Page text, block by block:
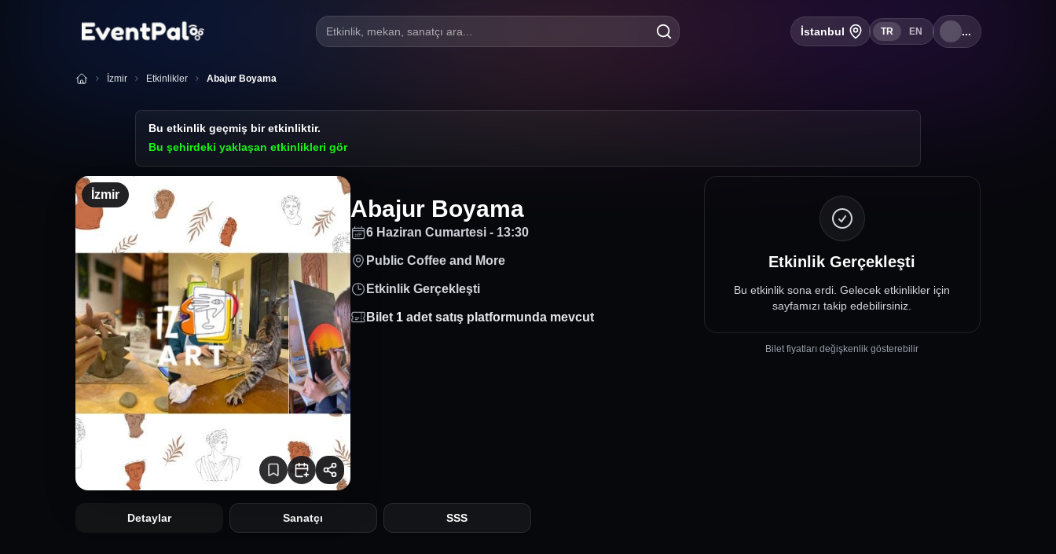
Etkinlik, mekan, sanatçı ara... İstanbul TR EN ...
İzmir Etkinlikler Abajur Boyama
Bu etkinlik geçmiş bir etkinliktir.
Bu şehirdeki yaklaşan etkinlikleri gör
İzmir
Abajur Boyama
6 Haziran Cumartesi - 13:30
Public Coffee and More
Etkinlik Gerçekleşti
Bilet 1 adet satış platformunda mevcut
Detaylar Sanatçı SSS
Etkinlik Gerçekleşti
Bu etkinlik sona erdi. Gelecek etkinlikler için
sayfamızı takip edebilirsiniz.
Bilet fiyatları değişkenlik gösterebilir